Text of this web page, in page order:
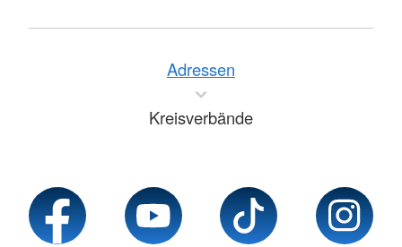
Adressen
Kreisverbände